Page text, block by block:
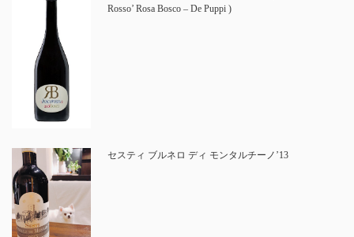
Rosso’ Rosa Bosco – De Puppi )
セスティ ブルネロ ディ モンタルチーノ’13